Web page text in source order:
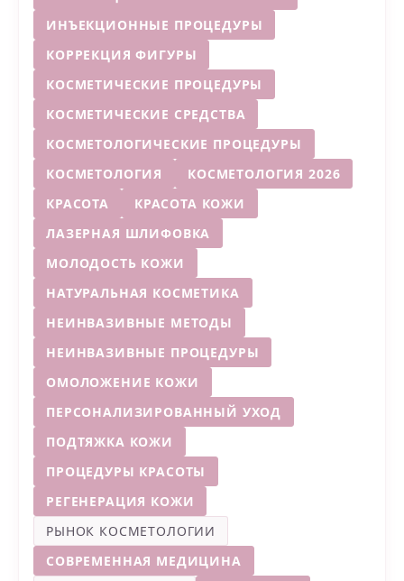
ИНЪЕКЦИОННЫЕ ПРОЦЕДУРЫ
КОРРЕКЦИЯ ФИГУРЫ
КОСМЕТИЧЕСКИЕ ПРОЦЕДУРЫ
КОСМЕТИЧЕСКИЕ СРЕДСТВА
КОСМЕТОЛОГИЧЕСКИЕ ПРОЦЕДУРЫ
КОСМЕТОЛОГИЯ
КОСМЕТОЛОГИЯ 2026
КРАСОТА
КРАСОТА КОЖИ
ЛАЗЕРНАЯ ШЛИФОВКА
МОЛОДОСТЬ КОЖИ
НАТУРАЛЬНАЯ КОСМЕТИКА
НЕИНВАЗИВНЫЕ МЕТОДЫ
НЕИНВАЗИВНЫЕ ПРОЦЕДУРЫ
ОМОЛОЖЕНИЕ КОЖИ
ПЕРСОНАЛИЗИРОВАННЫЙ УХОД
ПОДТЯЖКА КОЖИ
ПРОЦЕДУРЫ КРАСОТЫ
РЕГЕНЕРАЦИЯ КОЖИ
РЫНОК КОСМЕТОЛОГИИ
СОВРЕМЕННАЯ МЕДИЦИНА